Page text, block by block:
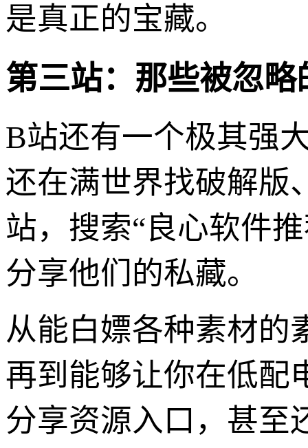
是真正的宝藏。
第三站：那些被忽
B站还有一个极其强
还在满世界找破解版
站，搜索“良心软件
分享他们的私藏。
从能白嫖各种素材的
再到能够让你在低配
分享资源入口，甚至